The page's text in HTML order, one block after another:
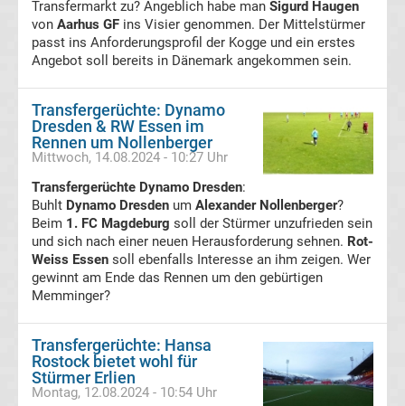
Liga
DFB-
Ergebnisse
Champions
Tabelle
Champions
Transfermarkt zu? Angeblich habe man Sigurd Haugen
von Aarhus GF ins Visier genommen. Der Mittelstürmer
passt ins Anforderungsprofil der Kogge und ein erstes
Angebot soll bereits in Dänemark angekommen sein.
Transfergerüchte: Dynamo
Dresden & RW Essen im
Rennen um Nollenberger
Mittwoch, 14.08.2024 - 10:27 Uhr
Transfergerüchte Dynamo Dresden:
Buhlt Dynamo Dresden um Alexander Nollenberger?
Beim 1. FC Magdeburg soll der Stürmer unzufrieden sein
und sich nach einer neuen Herausforderung sehnen. Rot-
Weiss Essen soll ebenfalls Interesse an ihm zeigen. Wer
gewinnt am Ende das Rennen um den gebürtigen
Memminger?
Transfergerüchte: Hansa
Rostock bietet wohl für
Stürmer Erlien
Montag, 12.08.2024 - 10:54 Uhr